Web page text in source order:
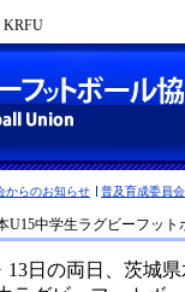
KRFU
からのお知らせ 普及育成委員会
U15中学生ラグビーフット